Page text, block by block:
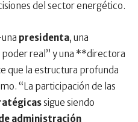
del sector energético.
presidenta, una
poder real” y una **directora
que la estructura profunda
“La participación de las
sigue siendo
administración